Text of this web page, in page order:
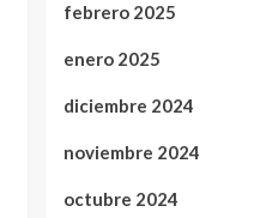
febrero 2025
enero 2025
diciembre 2024
noviembre 2024
octubre 2024